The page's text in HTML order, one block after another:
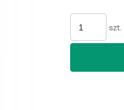
szt.